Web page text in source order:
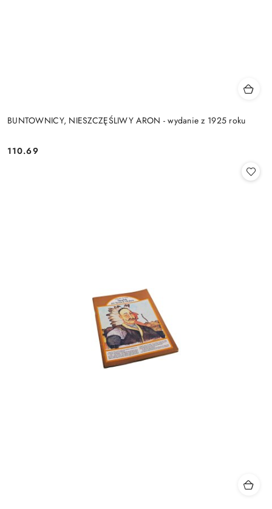
BUNTOWNICY, NIESZCZĘŚLIWY ARON - wydanie z 1925 roku
Cena:
110.69